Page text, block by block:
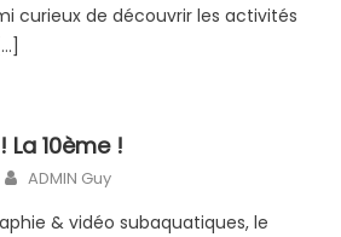
curieux de découvrir les activités
10ème !
Author
ADMIN Guy
& vidéo subaquatiques, le